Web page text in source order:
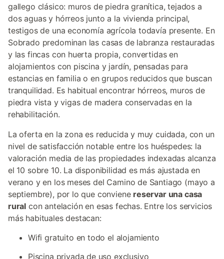
gallego clásico: muros de piedra granítica, tejados a
dos aguas y hórreos junto a la vivienda principal,
testigos de una economía agrícola todavía presente. En
Sobrado predominan las casas de labranza restauradas
y las fincas con huerta propia, convertidas en
alojamientos con piscina y jardín, pensadas para
estancias en familia o en grupos reducidos que buscan
tranquilidad. Es habitual encontrar hórreos, muros de
piedra vista y vigas de madera conservadas en la
rehabilitación.
La oferta en la zona es reducida y muy cuidada, con un
nivel de satisfacción notable entre los huéspedes: la
valoración media de las propiedades indexadas alcanza
el 10 sobre 10. La disponibilidad es más ajustada en
verano y en los meses del Camino de Santiago (mayo a
septiembre), por lo que conviene reservar una casa
rural con antelación en esas fechas. Entre los servicios
más habituales destacan:
Wifi gratuito en todo el alojamiento
Piscina privada de uso exclusivo